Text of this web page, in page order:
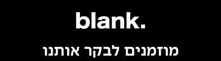
מוזמנים לבקר אותנו